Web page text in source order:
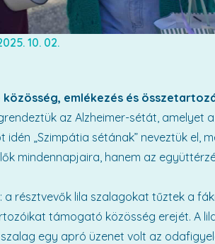
10. 02.
emlékezés és
az Alzheimer-sétát, amelyet
„Szimpátia sétának” neveztük el,
mindennapjaira, hanem az
résztvevők lila szalagokat tűztek a
támogató közösség erejét. A
egy apró üzenet volt az